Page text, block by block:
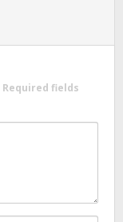
Required fields